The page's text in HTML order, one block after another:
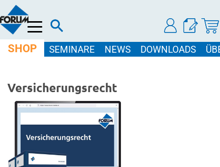
Menü
SHOP SEMINARE NEWS DOWNLOADS
Versicherungsrecht